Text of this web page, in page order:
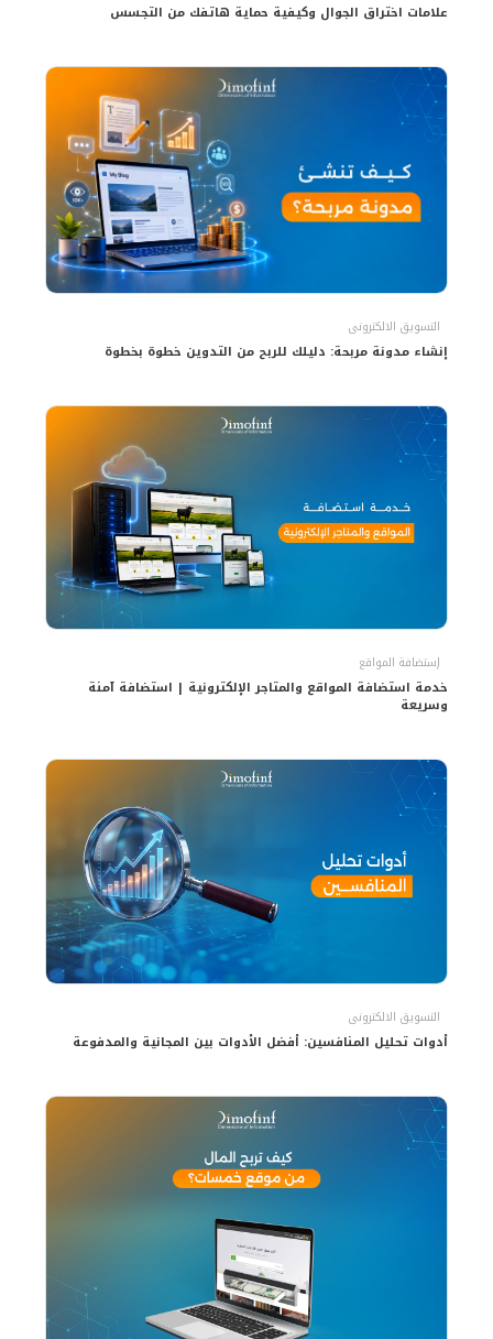
علامات اختراق الجوال وكيفية حماية هاتفك من التجسس
التسويق الالكترونى
إنشاء مدونة مربحة: دليلك للربح من التدوين خطوة بخطوة
إستضافة المواقع
خدمة استضافة المواقع والمتاجر الإلكترونية | استضافة آمنة
وسريعة
التسويق الالكترونى
أدوات تحليل المنافسين: أفضل الأدوات بين المجانية والمدفوعة